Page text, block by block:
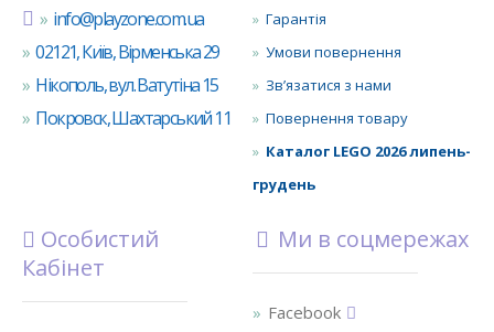
info@playzone.com.ua
02121, Київ, Вірменська 29
Нікополь, вул. Ватутіна 15
Покровск, Шахтарський 11
Гарантія
Умови повернення
Зв’язатися з нами
Повернення товару
Каталог LEGO 2026 липень-
грудень
Особистий
Кабінет
Ми в соцмережах
Facebook